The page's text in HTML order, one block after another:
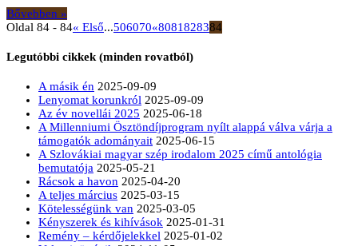
Bővebben »
Oldal 84 - 84« Első...506070«8081828384
Legutóbbi cikkek (minden rovatból)
A másik én 2025-09-09
Lenyomat korunkról 2025-09-09
Az év novellái 2025 2025-06-18
A Millenniumi Ösztöndíjprogram nyílt alappá válva várja a
támogatók adományait 2025-06-15
A Szlovákiai magyar szép irodalom 2025 című antológia
bemutatója 2025-05-21
Rácsok a havon 2025-04-20
A teljes március 2025-03-15
Kötelességünk van 2025-03-05
Kényszerek és kihívások 2025-01-31
Remény – kérdőjelekkel 2025-01-02